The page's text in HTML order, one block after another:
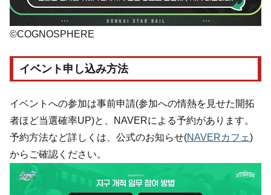
©COGNOSPHERE
イベント申し込み方法
イベントへの参加は事前申請(参加への情熱を見せた開拓
者ほど当選確率UP)と、NAVERによる予約があります。
予約方法など詳しくは、公式のお知らせ(NAVERカフェ)
からご確認ください。